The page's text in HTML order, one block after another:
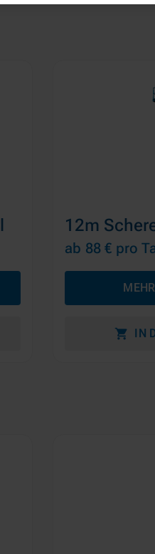
12m
ab 88 € pro
IN